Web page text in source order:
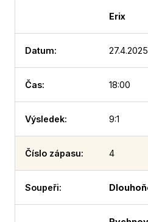
Erix
27.4.2025
18:00
9:1
4